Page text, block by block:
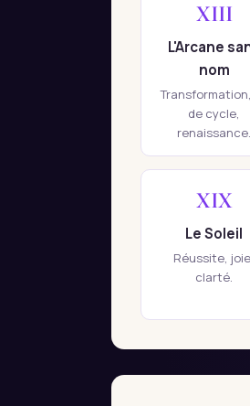
XIII
L'Arcane
nom
de cycle,
renaissance.
XIX
Le Soleil
Réussite,
clarté.